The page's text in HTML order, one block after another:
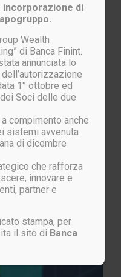
incorporazione di
Wealth
di Banca Finint.
annunciata lo
1° ottobre ed
Soci delle due
compimento anche
sistemi avvenuta
di dicembre
che rafforza
innovare e
partner e
stampa, per
il sito di Banca